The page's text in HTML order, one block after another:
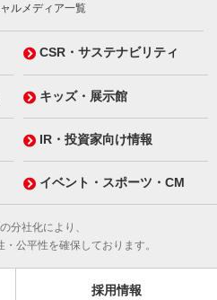
ルメディア一覧
CSR・サステナビリティ
キッズ・展示館
IR・投資家向け情報
イベント・スポーツ・CM
分社化により、
公平性を確保しております。
採用情報